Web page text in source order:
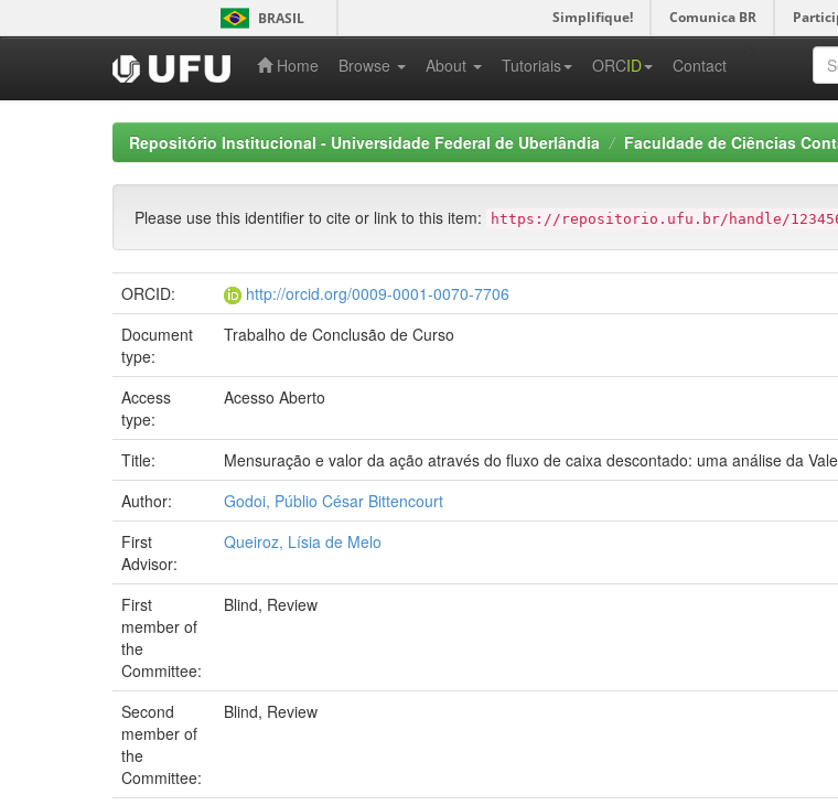
navigation
BRASIL Simplifique! Comunica BR
Home Browse About Tutoriais ORCID Contact
Repositório Institucional - Universidade Federal de Uberlândia Faculdade de Ciências
Please use this identifier to cite or link to this item: https://repositorio.ufu.br/handle/
ORCID:
http://orcid.org/0009-0001-0070-7706
Document
type:
Trabalho de Conclusão de Curso
Access
type:
Acesso Aberto
Title:
Mensuração e valor da ação através do fluxo de caixa descontado: uma análise da
Author:
Godoi, Públio César Bittencourt
First
Advisor:
Queiroz, Lísia de Melo
First
member of
the
Committee:
Blind, Review
Second
member of
the
Committee:
Blind, Review